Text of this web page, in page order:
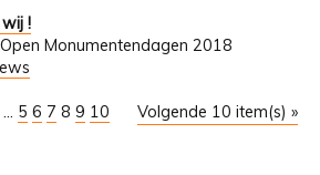
!
Monumentendagen 2018
Volgende 10 item(s) »
... 5 6 7 8 9 10